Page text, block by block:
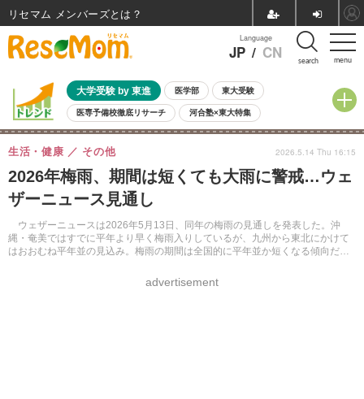
menu
Language
JP / CN search
大学受験 by 東進 医学部 東大受験
医専予備校徹底リサーチ 河合塾×東大特集
親子で考える大学選び 高校受験 中学受験 小学校受験
共通テスト 夏休み
8月開催イベント・WS 全国公立高校 過去問 人気記事
自由研究教材（小学生向け）
2026年梅雨、期間は短くても大雨に警戒…ウェ
ザーニュース見通し
ウェザーニュースは2026年5月13日、同年の梅雨の見通しを発表した。沖
縄・奄美ではすでに平年より早く梅雨入りしているが、九州から東北にかけて
はおおむね平年並の見込み。梅雨の期間は全国的に平年並か短くなる傾向だ
生活・健康 その他
advertisement
2026.5.14 Thu 16:15
リセマム メンバーズ